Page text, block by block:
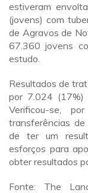
estiveram
(jovens) com
de Agravos de
67.360 jovens
estudo.
Resultados de
por 7.024 (17%)
Verificou-se,
transferências
de ter um
esforços para
obter resultados
Fonte: The